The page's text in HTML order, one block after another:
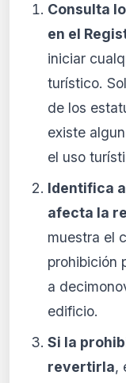
Consulta
en el
iniciar
turístico.
de los
existe
el uso
Identifica
afecta la
muestra el
prohibición
a
edificio.
Si la
revertirla,